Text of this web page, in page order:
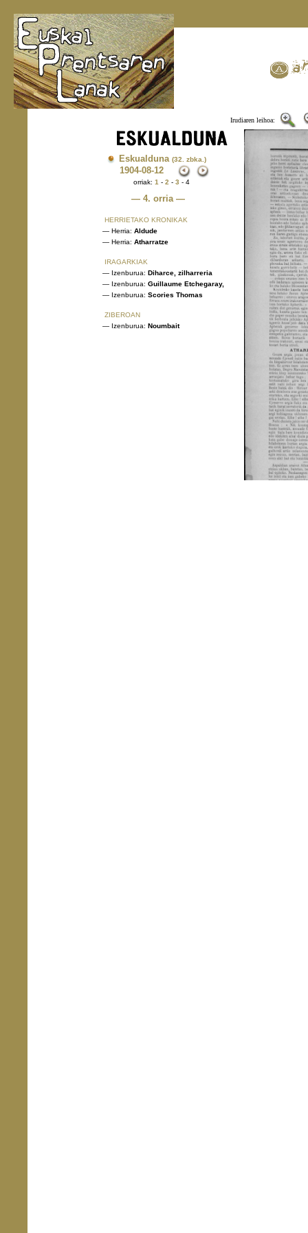
Irudiaren leihoa:
Eskualduna (32. zbka.)
1904-08-12
orriak: 1 - 2 - 3 - 4
— 4. orria —
HERRIETAKO KRONIKAK
— Herria: Aldude
— Herria: Atharratze
IRAGARKIAK
— Izenburua: Diharce, zilharreria
— Izenburua: Guillaume Etchegaray,
— Izenburua: Scories Thomas
ZIBEROAN
— Izenburua: Noumbait